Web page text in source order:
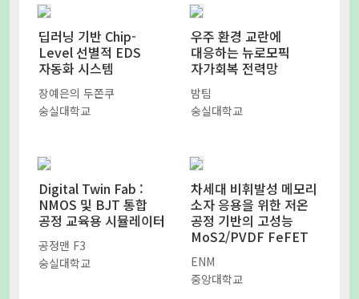
딥러닝 기반 Chip-
Level 선별적 EDS
자동화 시스템
장예은의 두쫀쿠
숭실대학교
우주 환경 교란에
대응하는 뉴로모픽
자가회복 전력망
밤팀
숭실대학교
Digital Twin Fab :
NMOS 및 BJT 통합
공정 교육용 시뮬레이터
공정맨 F3
숭실대학교
차세대 비휘발성 메모리
소자 응용을 위한 저온
공정 기반의 고성능
MoS2/PVDF FeFET
ENM
중앙대학교